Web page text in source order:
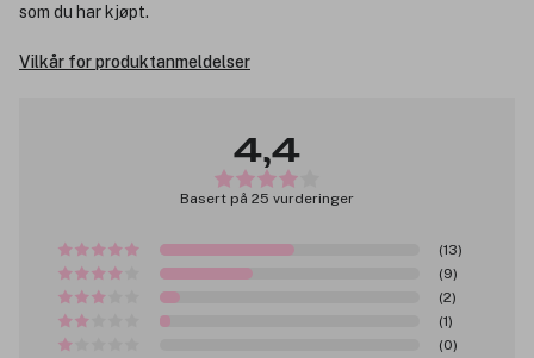
som du har kjøpt.
Vilkår for produktanmeldelser
4,4
Basert på 25 vurderinger
(13)
(9)
(2)
(1)
(0)